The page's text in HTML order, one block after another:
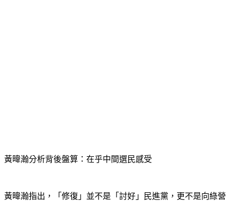
黃暐瀚分析背後盤算：在乎中間選民感受
黃暐瀚指出，「修復」並不是「討好」民進黨，更不是向綠營